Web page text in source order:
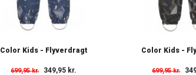
Color Kids - Flyverdragt
699,95 kr. 349,95 kr.
Color Kids -
699,95 kr.